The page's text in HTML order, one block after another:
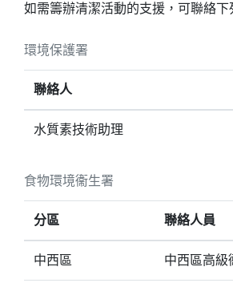
如需籌辦清潔活動的支援，可聯絡下
環境保護署
聯絡人
水質素技術助理
食物環境衞生署
分區 聯絡人員
中西區 中西區高級